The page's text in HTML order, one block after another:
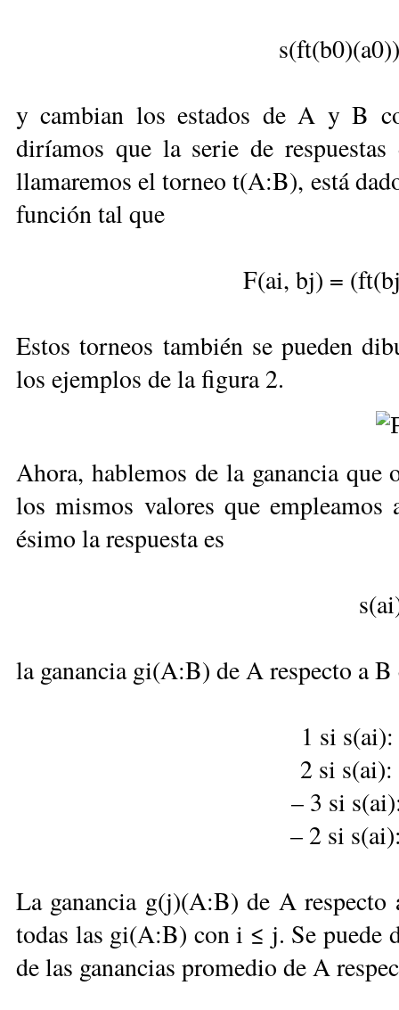
y cambian los estados de A y B
diríamos que la serie de
llamaremos el torneo t(A:B), está
función tal que
F(ai, bj) =
Estos torneos también se pueden
los ejemplos de la figura 2.
Ahora, hablemos de la ganancia
los mismos valores que
ésimo la respuesta es
la ganancia gi(A:B) de A respecto a B
1 si
2 si
– 3 si
– 2 si
La ganancia g(j)(A:B) de A
todas las gi(A:B) con i ≤ j. Se puede
de las ganancias promedio de A